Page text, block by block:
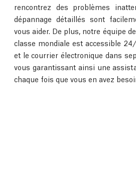
rencontrez des problèmes
dépannage détaillés sont
vous aider. De plus, notre équipe
classe mondiale est accessible
et le courrier électronique dans
vous garantissant ainsi une
chaque fois que vous en avez